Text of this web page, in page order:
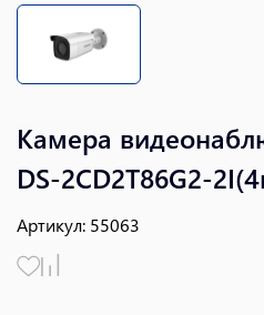
Камера
DS-2CD2T86G2-
Артикул: 55063